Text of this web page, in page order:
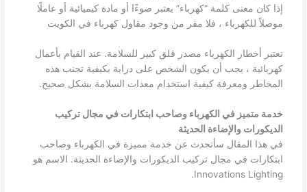
إذا كان معنى كلمة “كهرباء” يعتبر ضوءًا أو مادة كيميائية أو عاملًا
موصلاً للكهرباء ، فلا مفر من وجود مقاول كهرباء في الكويت
تعتبر أخطار الكهرباء مصدر قلق كبير للسلامة. عند القيام بأعمال
كهربائية ، يجب أن يكون الشخص على دراية بكيفية تجنب هذه
المخاطر ومعرفة كيفية استخدام معدات السلامة بشكل صحيح.
خدمة متميز في الكهرباء وصاحب ابتكارات في مجال تركيب
الديكورات والإضاءة الحديثة
في هذا المقال سأتحدث عن خدمة مميزة في الكهرباء وصاحب
ابتكارات في مجال تركيب الديكورات والإضاءة الحديثة. الاسم هو
Innovations Lighting.